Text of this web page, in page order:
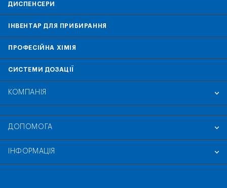
ДИСПЕНСЕРИ
ІНВЕНТАР ДЛЯ ПРИБИРАННЯ
ПРОФЕСІЙНА ХІМІЯ
СИСТЕМИ ДОЗАЦІЇ
КОМПАНІЯ
ДОПОМОГА
ІНФОРМАЦІЯ